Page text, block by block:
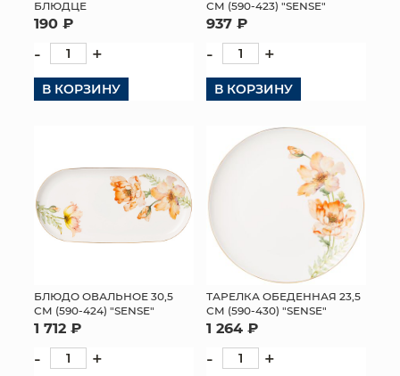
БЛЮДЦЕ
190 ₽
- +
В КОРЗИНУ
СМ (590-423) "SENSE"
937 ₽
- +
В КОРЗИНУ
БЛЮДО ОВАЛЬНОЕ 30,5
СМ (590-424) "SENSE"
1 712 ₽
- +
ТАРЕЛКА ОБЕДЕННАЯ 23,5
СМ (590-430) "SENSE"
1 264 ₽
- +